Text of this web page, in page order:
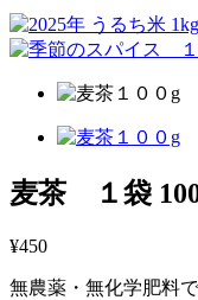
麦茶 １袋
¥450
無農薬・無化学肥料